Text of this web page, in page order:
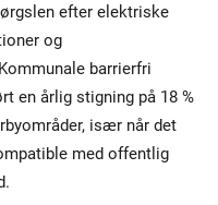
efter elektriske
og
barrierfri
en årlig stigning på 18 %
især når det
med offentlig